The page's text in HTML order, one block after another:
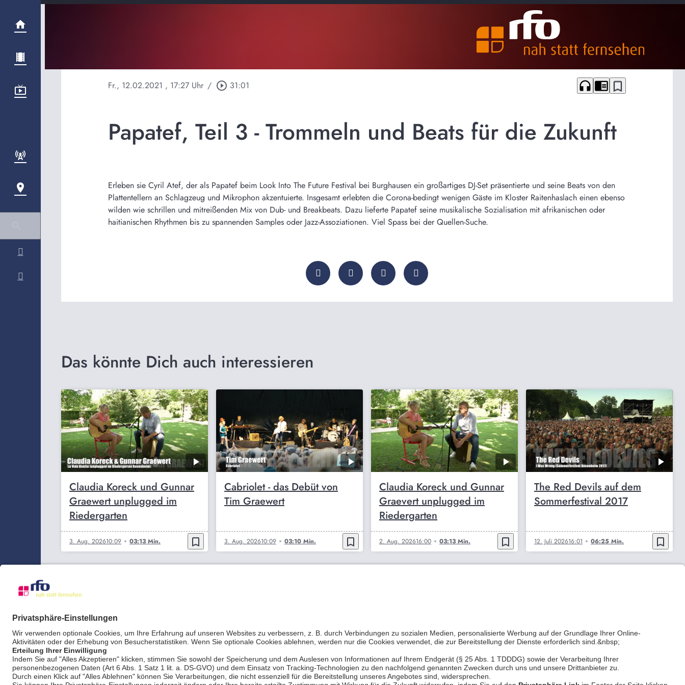
Fr., 12.02.2021 , 17:27 Uhr / play_circle_outline 31:01 headphones chrome_reader_mode bookmark_border
Papatef, Teil 3 - Trommeln und Beats für die Zukunft
Erleben sie Cyril Atef, der als Papatef beim Look Into The Future Festival bei Burghausen ein großartiges DJ-Set präsentierte und seine Beats von den
Plattentellern an Schlagzeug und Mikrophon akzentuierte. Insgesamt erlebten die Corona-bedingt wenigen Gäste im Kloster Raitenhaslach einen ebenso
wilden wie schrillen und mitreißenden Mix von Dub- und Breakbeats. Dazu lieferte Papatef seine musikalische Sozialisation mit afrikanischen oder
haitianischen Rhythmen bis zu spannenden Samples oder Jazz-Assoziationen. Viel Spass bei der Quellen-Suche.
Das könnte Dich auch interessieren
Claudia Koreck und Gunnar
Graewert unplugged im
Riedergarten
3. Aug. 202610:09 03:13 Min. bookmark_border
Cabriolet - das Debüt von
Tim Graewert
3. Aug. 202610:09 03:10 Min. bookmark_border
Claudia Koreck und Gunnar
Graevert unplugged im
Riedergarten
2. Aug. 202616:00 03:13 Min. bookmark_border
The Red Devils auf dem
Sommerfestival 2017
12. Juli 202616:01 06:25 Min. bookmark_border